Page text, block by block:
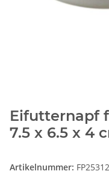
Eifutternapf
7.5 x 6.5 x 4
Artikelnummer: FP25312